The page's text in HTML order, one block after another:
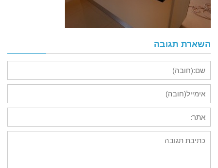
השארת תגובה